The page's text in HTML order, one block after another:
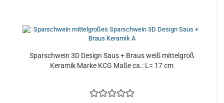
Sparschwein 3D Design Saus + Braus weiß mittelgroß
Keramik Marke KCG Maße ca.: L= 17 cm